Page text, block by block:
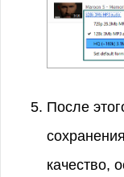
После
качество,